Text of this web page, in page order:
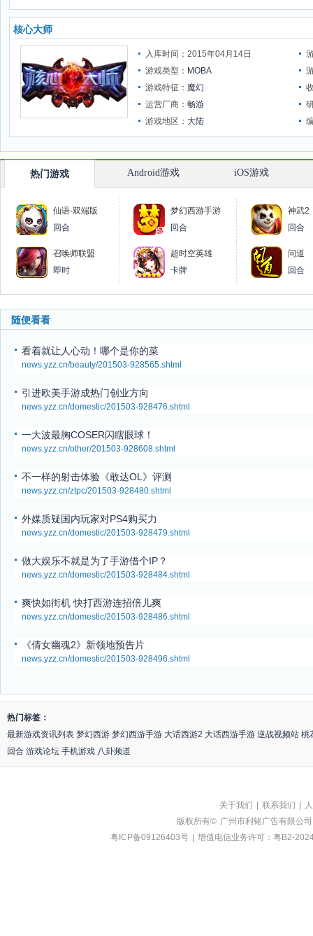
核心大师
入库时间：2015年04月14日
游戏类型： MOBA
游戏特征： 魔幻
运营厂商： 畅游
游戏地区： 大陆
热门游戏 Android游戏 iOS游戏
仙语-双端版
回合
梦幻西游手游
回合
神武2
回合
召唤师联盟
即时
超时空英雄
卡牌
问道
回合
随便看看
看着就让人心动！哪个是你的菜
news.yzz.cn/beauty/201503-928565.shtml
引进欧美手游成热门创业方向
news.yzz.cn/domestic/201503-928476.shtml
一大波最胸COSER闪瞎眼球！
news.yzz.cn/other/201503-928608.shtml
不一样的射击体验《敢达OL》评测
news.yzz.cn/ztpc/201503-928480.shtml
外媒质疑国内玩家对PS4购买力
news.yzz.cn/domestic/201503-928479.shtml
做大娱乐不就是为了手游借个IP？
news.yzz.cn/domestic/201503-928484.shtml
爽快如街机 快打西游连招倍儿爽
news.yzz.cn/domestic/201503-928486.shtml
《倩女幽魂2》新领地预告片
news.yzz.cn/domestic/201503-928496.shtml
热门标签：
最新游戏资讯列表 梦幻西游 梦幻西游手游 大话西游2 大话西游手游 逆战视频站 桃
回合 游戏论坛 手机游戏 八卦频道
关于我们 联系我们
版权所有© 广州市利铭广告有限公司
粤ICP备09126403号
增值电信业务许可：粤B2-